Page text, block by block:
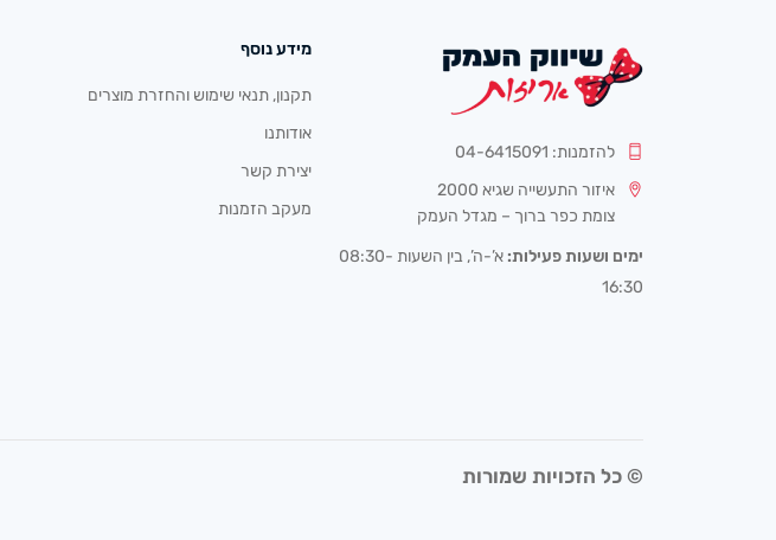
להזמנות: 04-6415091
איזור התעשייה שגיא 2000
צומת כפר ברוך – מגדל העמק
ימים ושעות פעילות:
א’-ה’, בין השעות 08:30-
16:30
מידע נוסף
תקנון, תנאי שימוש והחזרת מוצרים
אודותנו
יצירת קשר
מעקב הזמנות
© כל הזכויות שמורות